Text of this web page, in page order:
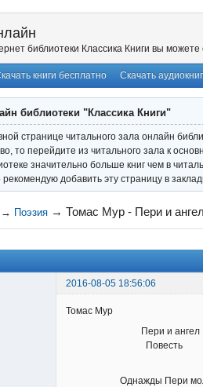
библиотеки Классика Книги вы
книги бесплатно Скачать
библиотеки "Классика Книги"
странице читального зала онлайн
то перейдите из читального зала к
значительно больше книг чем в
добавить эту страницу в
→ Поэзия →Томас Мур - Пери и ангел
2016-08-05 18:56:06
Томас Мур
Пери и ангел
Повесть
Однажды Пери